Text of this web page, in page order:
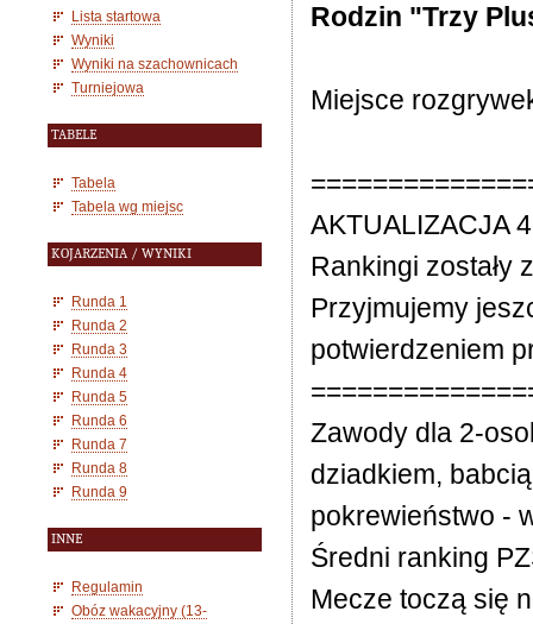
Lista startowa
Wyniki
Wyniki na szachownicach
Turniejowa
TABELE
Tabela
Tabela wg miejsc
KOJARZENIA / WYNIKI
Runda 1
Runda 2
Runda 3
Runda 4
Runda 5
Runda 6
Runda 7
Runda 8
Runda 9
INNE
Regulamin
Obóz wakacyjny (13-
Rodzin "Trzy
Miejsce
AKTUALIZACJA
Rankingi zostały
Przyjmujemy
potwierdzeniem
Zawody dla 2-
dziadkiem,
pokrewieństwo -
Średni ranking
Mecze toczą się